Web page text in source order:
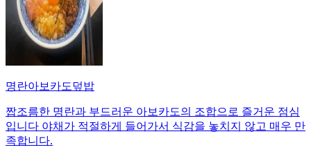
명란아보카도덮밥
짭조름한 명란과 부드러운 아보카도의 조합으로 즐거운 점심
입니다 야채가 적절하게 들어가서 식감을 놓치지 않고 매우 만
족합니다.